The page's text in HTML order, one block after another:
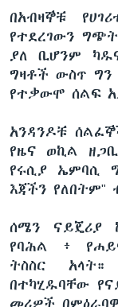
በአብዛኞቹ
የተደረገውን
ያለ ቢሆንም
ግዛቶች ውስጥ
የተቃውሞ ሰልፍ
አንዳንዶቹ
የዜና ወኪል
የሩሲያ ኤምባሲ
እጃችን የለበትም"
ሰሜን ናይጄሪያ
የባሕል ፥
ትስስር
በተካሂዱባቸው
መሪዎች